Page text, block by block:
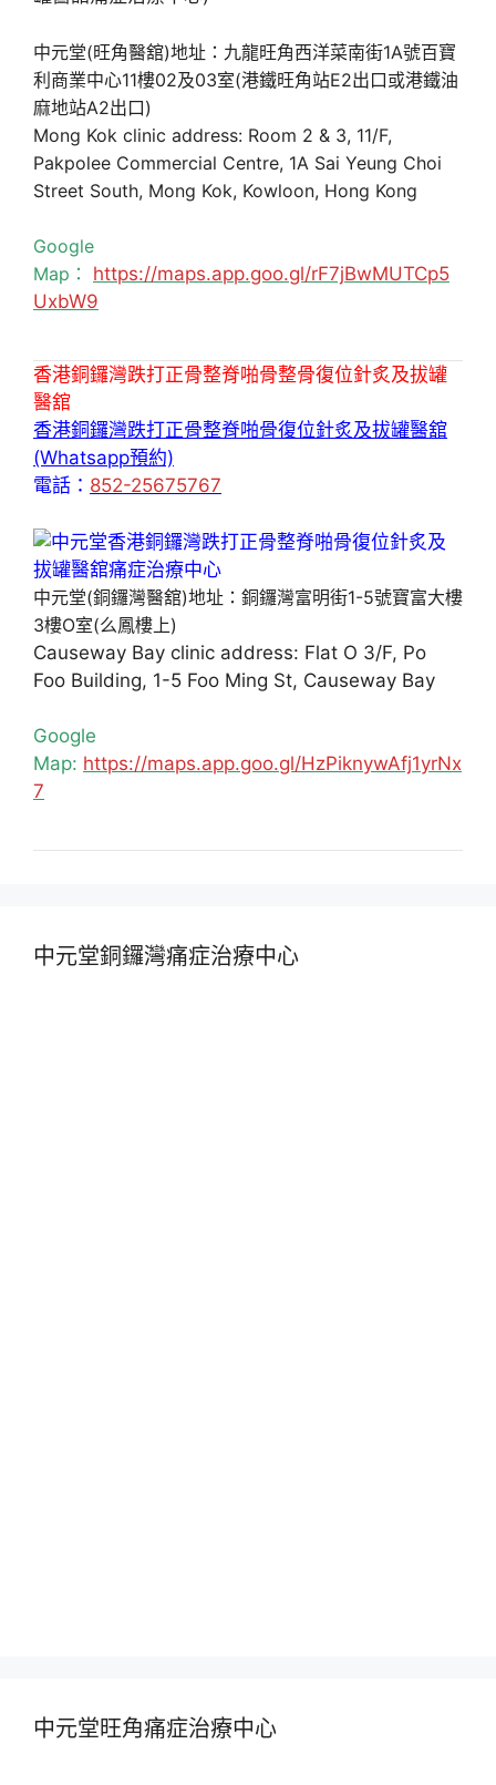
中元堂(旺角醫舘)地址：九龍旺角西洋菜南街1A號百寶
利商業中心11樓02及03室(港鐵旺角站E2出口或港鐵油
麻地站A2出口)
Mong Kok clinic address: Room 2 & 3, 11/F,
Pakpolee Commercial Centre, 1A Sai Yeung Choi
Street South, Mong Kok, Kowloon, Hong Kong
Google
Map： https://maps.app.goo.gl/rF7jBwMUTCp5
UxbW9
香港銅鑼灣跌打正骨整脊啪骨整骨復位針炙及拔罐
醫舘
香港銅鑼灣跌打正骨整脊啪骨復位針炙及拔罐醫舘
(Whatsapp預約)
電話： 852-25675767
中元堂(銅鑼灣醫舘)地址：銅鑼灣富明街1-5號寶富大樓
3樓O室(么鳳樓上)
Causeway Bay clinic address: Flat O 3/F, Po
Foo Building, 1-5 Foo Ming St, Causeway Bay
Google
Map: https://maps.app.goo.gl/HzPiknywAfj1yrNx
7
中元堂銅鑼灣痛症治療中心
中元堂旺角痛症治療中心